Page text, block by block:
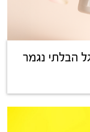
הבלתי נגמר